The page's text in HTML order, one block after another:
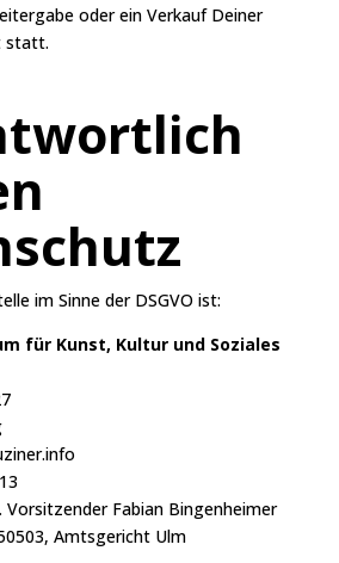
oder ein Verkauf Deiner
statt.
im Sinne der DSGVO ist:
für Kunst, Kultur und Soziales
Vorsitzender Fabian Bingenheimer
Amtsgericht Ulm